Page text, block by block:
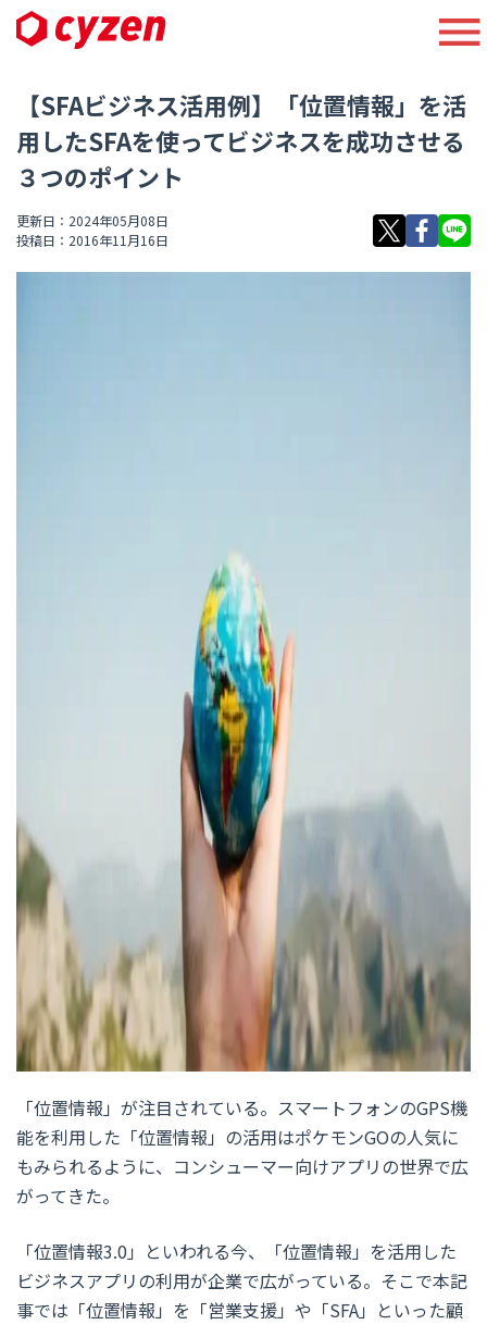
【SFAビジネス活用例】「位置情報」を活
用したSFAを使ってビジネスを成功させる
３つのポイント
更新日：2024年05月08日
投稿日：2016年11月16日
「位置情報」が注目されている。スマートフォンのGPS機
能を利用した「位置情報」の活用はポケモンGOの人気に
もみられるように、コンシューマー向けアプリの世界で広
がってきた。
「位置情報3.0」といわれる今、「位置情報」を活用した
ビジネスアプリの利用が企業で広がっている。そこで本記
事では「位置情報」を「営業支援」や「SFA」といった顧